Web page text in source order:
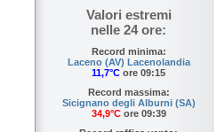
Valori estremi
nelle 24 ore:
Record minima:
Laceno (AV) Lacenolandia
11,7°C ore 09:15
Record massima:
Sicignano degli Alburni (SA)
34,9°Core 09:39